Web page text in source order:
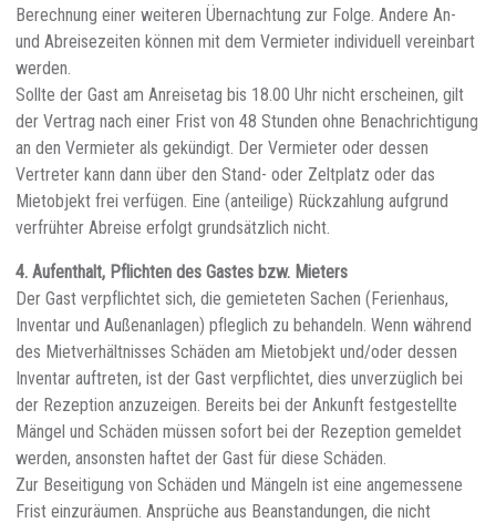
Berechnung einer weiteren Übernachtung zur Folge. Andere An-
und Abreisezeiten können mit dem Vermieter individuell vereinbart
werden.
Sollte der Gast am Anreisetag bis 18.00 Uhr nicht erscheinen, gilt
der Vertrag nach einer Frist von 48 Stunden ohne Benachrichtigung
an den Vermieter als gekündigt. Der Vermieter oder dessen
Vertreter kann dann über den Stand- oder Zeltplatz oder das
Mietobjekt frei verfügen. Eine (anteilige) Rückzahlung aufgrund
verfrühter Abreise erfolgt grundsätzlich nicht.
4. Aufenthalt, Pflichten des Gastes bzw. Mieters
Der Gast verpflichtet sich, die gemieteten Sachen (Ferienhaus,
Inventar und Außenanlagen) pfleglich zu behandeln. Wenn während
des Mietverhältnisses Schäden am Mietobjekt und/oder dessen
Inventar auftreten, ist der Gast verpflichtet, dies unverzüglich bei
der Rezeption anzuzeigen. Bereits bei der Ankunft festgestellte
Mängel und Schäden müssen sofort bei der Rezeption gemeldet
werden, ansonsten haftet der Gast für diese Schäden.
Zur Beseitigung von Schäden und Mängeln ist eine angemessene
Frist einzuräumen. Ansprüche aus Beanstandungen, die nicht